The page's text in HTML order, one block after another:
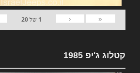
«
‹
1 של20
קטלוג ג'יפ 1985